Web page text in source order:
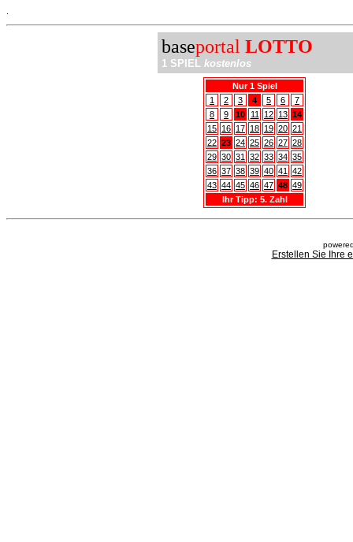
baseportal LOTTO
1 SPIEL kostenlos
Nur 1 Spiel
1
2 3 4 5 6
7
8
9 10 11 12 13 14
15 16 17 18 19 20 21
22 23 24 25 26 27 28
29 30 31 32 33 34 35
36 37 38 39 40 41
42
43 44 45 46 47 48 49
Ihr Tipp: 5. Zahl
Erstellen Sie Ihre